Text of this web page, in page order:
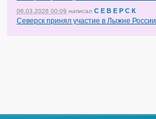
06.03.2026 00:09 написал С Е В Е Р С К
Северск принял участие в Лыжне России